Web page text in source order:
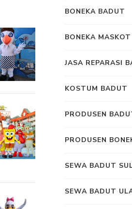
BONEKA BADUT
BONEKA MASKOT
JASA REPARASI
KOSTUM BADUT
PRODUSEN
PRODUSEN
SEWA BADUT
SEWA BADUT